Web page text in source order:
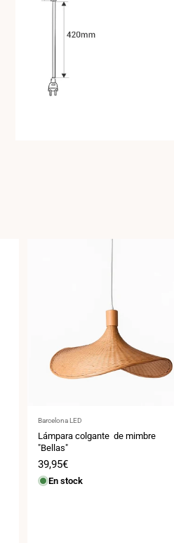
Proveedor:
Barcelona LED
Lámpara colgante de mimbre
"Bellas"
Precio
de
venta
39,95€
En stock